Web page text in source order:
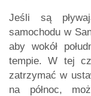
Jeśli są
samochodu w
aby wokół
tempie. W tej
zatrzymać w
na północ,